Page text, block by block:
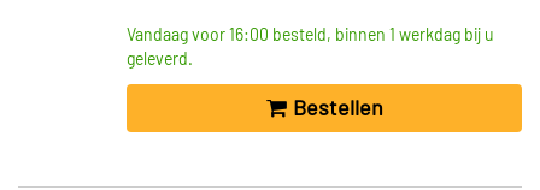
Vandaag voor 16:00 besteld, binnen 1 werkdag bij u
geleverd.
Bestellen